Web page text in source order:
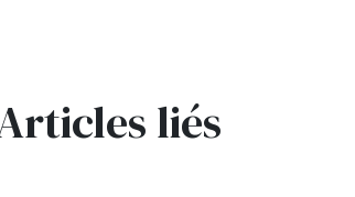
liés